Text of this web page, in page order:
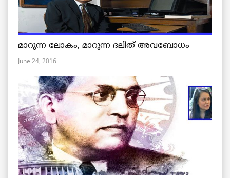
മാറുന്ന ലോകം, മാറുന്ന ദലിത് അവബോധം
June 24, 2016